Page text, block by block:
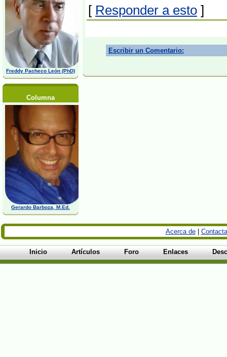
Freddy Pacheco León (PhD)
Columna
Gerardo Barboza, M.Ed.
[ Responder a esto ]
Escribir un Comentario:
Acerca de|
Inicio Artículos Foro Enlaces